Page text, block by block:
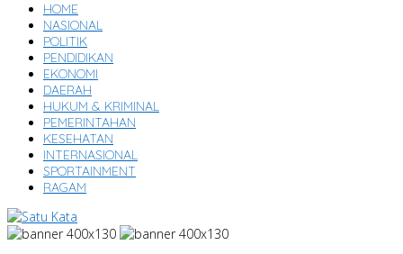
HOME
NASIONAL
POLITIK
PENDIDIKAN
EKONOMI
DAERAH
HUKUM & KRIMINAL
PEMERINTAHAN
KESEHATAN
INTERNASIONAL
SPORTAINMENT
RAGAM